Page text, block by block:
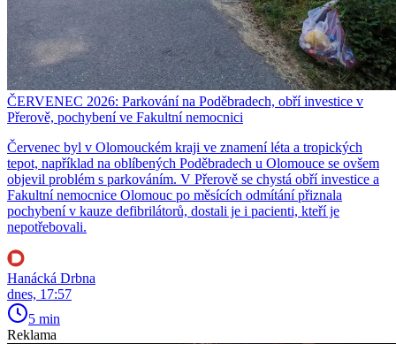
ČERVENEC 2026: Parkování na Poděbradech, obří investice v
Přerově, pochybení ve Fakultní nemocnici
Červenec byl v Olomouckém kraji ve znamení léta a tropických
tepot, například na oblíbených Poděbradech u Olomouce se ovšem
objevil problém s parkováním. V Přerově se chystá obří investice a
Fakultní nemocnice Olomouc po měsících odmítání přiznala
pochybení v kauze defibrilátorů, dostali je i pacienti, kteří je
nepotřebovali.
Hanácká Drbna
dnes, 17:57
5 min
Reklama